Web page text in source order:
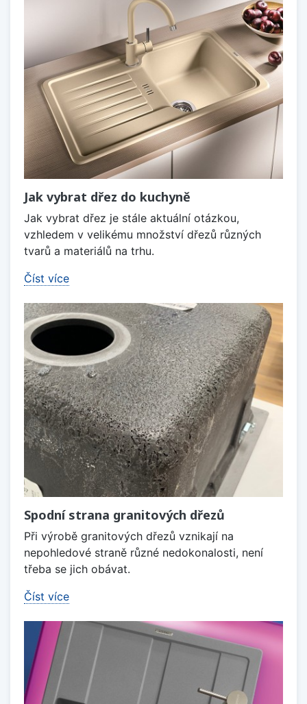
Jak vybrat dřez do kuchyně
Jak vybrat dřez je stále aktuální otázkou,
vzhledem v velikému množství dřezů různých
tvarů a materiálů na trhu.
Číst více
Spodní strana granitových dřezů
Při výrobě granitových dřezů vznikají na
nepohledové straně různé nedokonalosti, není
třeba se jich obávat.
Číst více